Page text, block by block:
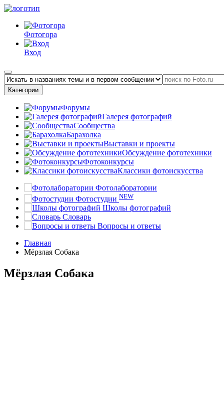
Фотогора
Вход
Категории
Форумы
Галерея фотографий
Сообщества
Барахолка
Выставки и проекты
Обсуждение фототехники
Фотоконкурсы
Классики фотоискусства
Фотолаборатории
Фотостудии NEW
Школы фотографий
Словарь
Вопросы и ответы
Главная
Мёрзлая Собака
Мёрзлая Собака